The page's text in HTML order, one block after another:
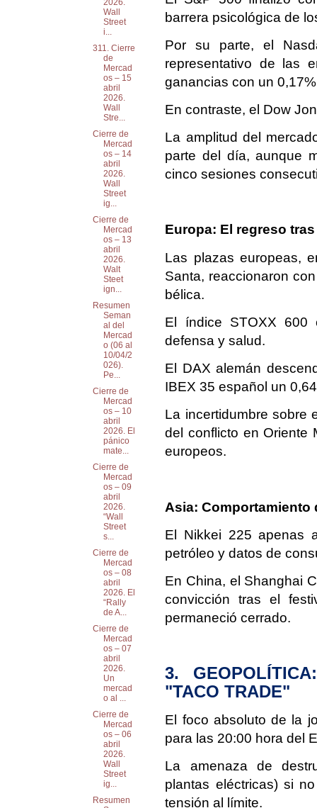
barrera psicológica de
Por su parte, el
representativo de las
ganancias con un
En contraste, el Dow
La amplitud del
parte del día, aunque
cinco sesiones
Europa: El regreso
Las plazas europeas,
Santa, reaccionaron
bélica.
El índice STOXX 600
defensa y salud.
El DAX alemán
IBEX 35 español un
La incertidumbre sobre
del conflicto en Oriente
europeos.
Asia: Comportamiento
El Nikkei 225 apenas
petróleo y datos de
En China, el Shanghai
convicción tras el
permaneció cerrado.
3.
"TACO TRADE"
El foco absoluto de la
para las 20:00 hora del
La amenaza de
plantas eléctricas) si
tensión al límite.
2026.
Wall
Street
i...
311. Cierre
de
Mercad
os – 15
abril
2026.
Wall
Stre...
Cierre de
Mercad
os – 14
abril
2026.
Wall
Street
ig...
Cierre de
Mercad
os – 13
abril
2026.
Walt
Steet
ign...
Resumen
Seman
al del
Mercad
o (06 al
10/04/2
026).
Pe...
Cierre de
Mercad
os – 10
abril
2026. El
pánico
mate...
Cierre de
Mercad
os – 09
abril
2026.
“Wall
Street
s...
Cierre de
Mercad
os – 08
abril
2026. El
“Rally
de A...
Cierre de
Mercad
os – 07
abril
2026.
Un
mercad
o al ...
Cierre de
Mercad
os – 06
abril
2026.
Wall
Street
ig...
Resumen